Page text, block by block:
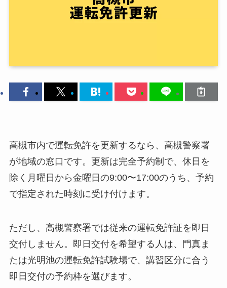
高槻市内で運転免許を更新するなら、高槻警察署
が地域の窓口です。更新は完全予約制で、休日を
除く月曜日から金曜日の9:00〜17:00のうち、予約
で指定された時刻に受け付けます。
ただし、高槻警察署では従来の運転免許証を即日
交付しません。即日交付を希望する人は、門真ま
たは光明池の運転免許試験場で、講習区分に合う
即日交付の予約枠を選びます。